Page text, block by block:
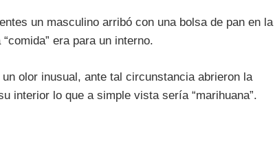
un masculino arribó con una bolsa de pan en la
era para un interno.
olor inusual, ante tal circunstancia abrieron la
interior lo que a simple vista sería “marihuana”.